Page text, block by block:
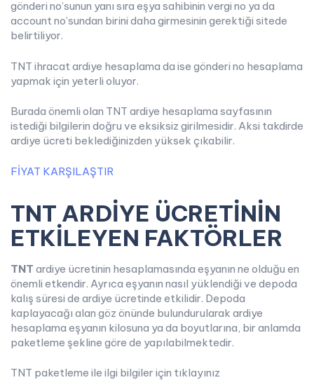
gönderi no’sunun yanı sıra eşya sahibinin vergi no ya da
account no’sundan birini daha girmesinin gerektiği sitede
belirtiliyor.
TNT ihracat ardiye hesaplama da ise gönderi no hesaplama
yapmak için yeterli oluyor.
Burada önemli olan TNT ardiye hesaplama sayfasının
istediği bilgilerin doğru ve eksiksiz girilmesidir. Aksi takdirde
ardiye ücreti beklediğinizden yüksek çıkabilir.
FİYAT KARŞILAŞTIR
TNT ARDİYE ÜCRETİNİN
ETKİLEYEN FAKTÖRLER
TNT ardiye ücretinin hesaplamasında eşyanın ne olduğu en
önemli etkendir. Ayrıca eşyanın nasıl yüklendiği ve depoda
kalış süresi de ardiye ücretinde etkilidir. Depoda
kaplayacağı alan göz önünde bulundurularak ardiye
hesaplama eşyanın kilosuna ya da boyutlarına, bir anlamda
paketleme şekline göre de yapılabilmektedir.
TNT paketleme ile ilgi bilgiler için tıklayınız